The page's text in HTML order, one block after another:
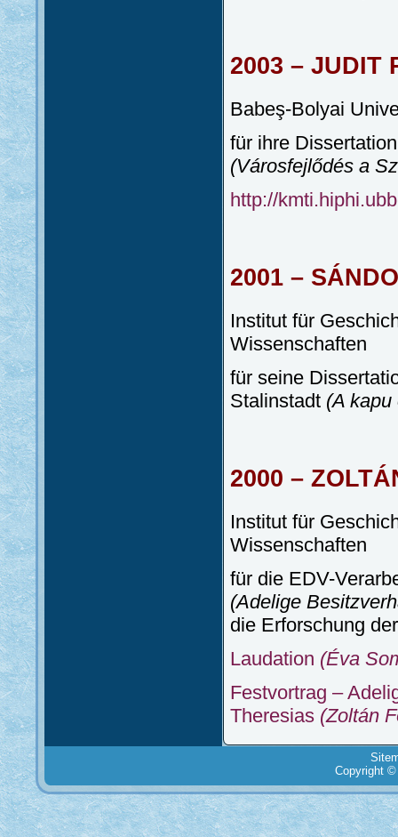
2003 – JUDIT
Babeş-Bolyai
für ihre
(Városfejlődés a
http://
2001 –
Institut für
Wissenschaften
für seine
Stalinstadt (A
2000 –
Institut für
Wissenschaften
für die EDV-
(Adelige
die Erforschung
Laudation (Éva
Festvortrag –
Theresias (Zoltán
Copyright ©